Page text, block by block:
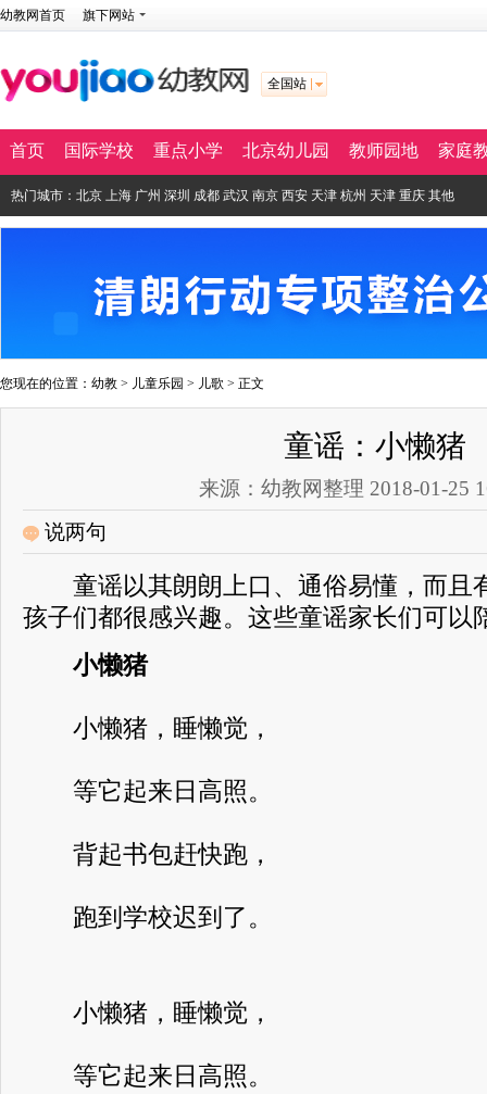
幼教网首页 旗下网站
全国站
首页 国际学校 重点小学 北京幼儿园 教师园地 家庭
热门城市： 北京 上海 广州 深圳 成都 武汉 南京 西安 天津 杭州 天津 重庆 其他
您现在的位置： 幼教 > 儿童乐园 > 儿歌 > 正文
童谣：小懒猪
来源：幼教网整理 2018-01-25
说两句
童谣以其朗朗上口、通俗易懂，而且
孩子们都很感兴趣。这些童谣家长们可以
小懒猪
小懒猪，睡懒觉，
等它起来日高照。
背起书包赶快跑，
跑到学校迟到了。
小懒猪，睡懒觉，
等它起来日高照。